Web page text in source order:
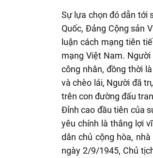
Sự lựa chọn đó dẫn tới
Quốc, Đảng Cộng sản
luận cách mạng tiên
mạng Việt Nam.
công nhân, đồng thời
và chèo lái, Người đã
trên con đường đấu
Đỉnh cao đầu tiên của
yêu chính là thắng lợi
dân chủ cộng hòa,
ngày 2/9/1945, Chủ